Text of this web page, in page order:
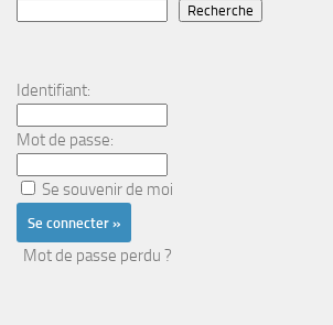
Recherche
Identifiant:
Mot de passe:
Se souvenir de moi
Mot de passe perdu ?